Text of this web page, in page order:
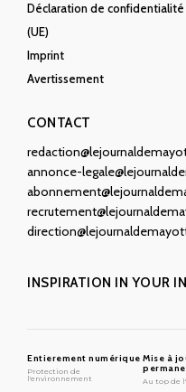
Déclaration de confidentialité
(UE)
Imprint
Avertissement
CONTACT
annonce-
INSPIRATION IN YOUR
Entierement numérique
Protection de
l'environnement
Mise à
Au top de